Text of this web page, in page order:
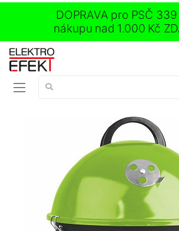
DOPRAVA pro PSČ
nákupu nad 1.000 Kč
Vyhledávání: